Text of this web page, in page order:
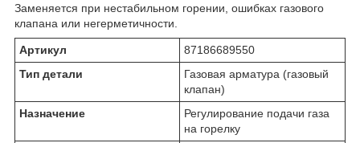
Заменяется при нестабильном горении, ошибках газового
клапана или негерметичности.
Артикул
87186689550
Тип детали
Газовая арматура (газовый
клапан)
Назначение
Регулирование подачи газа
на горелку